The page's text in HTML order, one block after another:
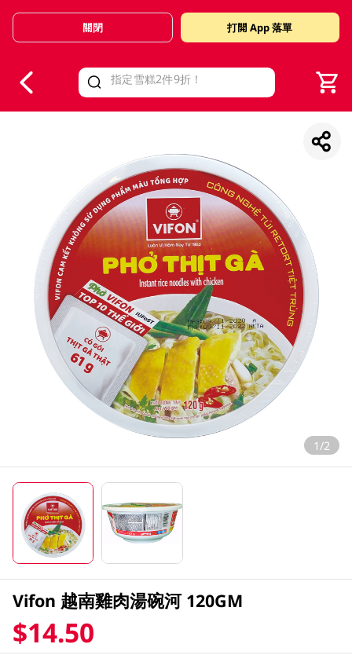
Valid Until 30 June 2026
關閉 打開 App 落單
1/2
Vifon 越南雞肉湯碗河 120GM
$14.50